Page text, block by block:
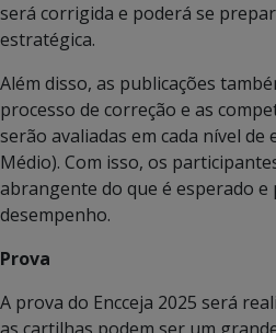
será corrigida e poderá se
estratégica.
Além disso, as publicações
processo de correção e as
serão avaliadas em cada nível de
Médio). Com isso, os
abrangente do que é esperado
desempenho.
Prova
A prova do Encceja 2025 será